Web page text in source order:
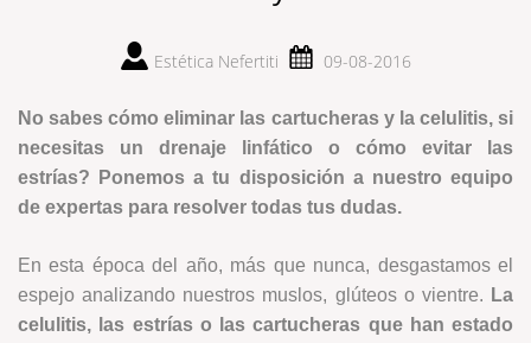
Estética Nefertiti 09-08-2016
No sabes cómo eliminar las cartucheras y la celulitis, si
necesitas un drenaje linfático o cómo evitar las
estrías? Ponemos a tu disposición a nuestro equipo
de expertas para resolver todas tus dudas.
En esta época del año, más que nunca, desgastamos el
espejo analizando nuestros muslos, glúteos o vientre. La
celulitis, las estrías o las cartucheras que han estado